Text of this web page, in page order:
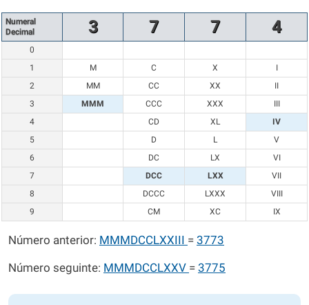
Numeral
Decimal
3 7 7 4
0
1
M C X
I
2
MM CC XX
II
3
MMM CCC XXX
III
4
CD XL
IV
5
D L
V
6
DC LX
VI
7
DCC LXX
VII
8
DCCC LXXX
VIII
9
CM XC IX
Número anterior: MMMDCCLXXIII = 3773
Número seguinte: MMMDCCLXXV = 3775